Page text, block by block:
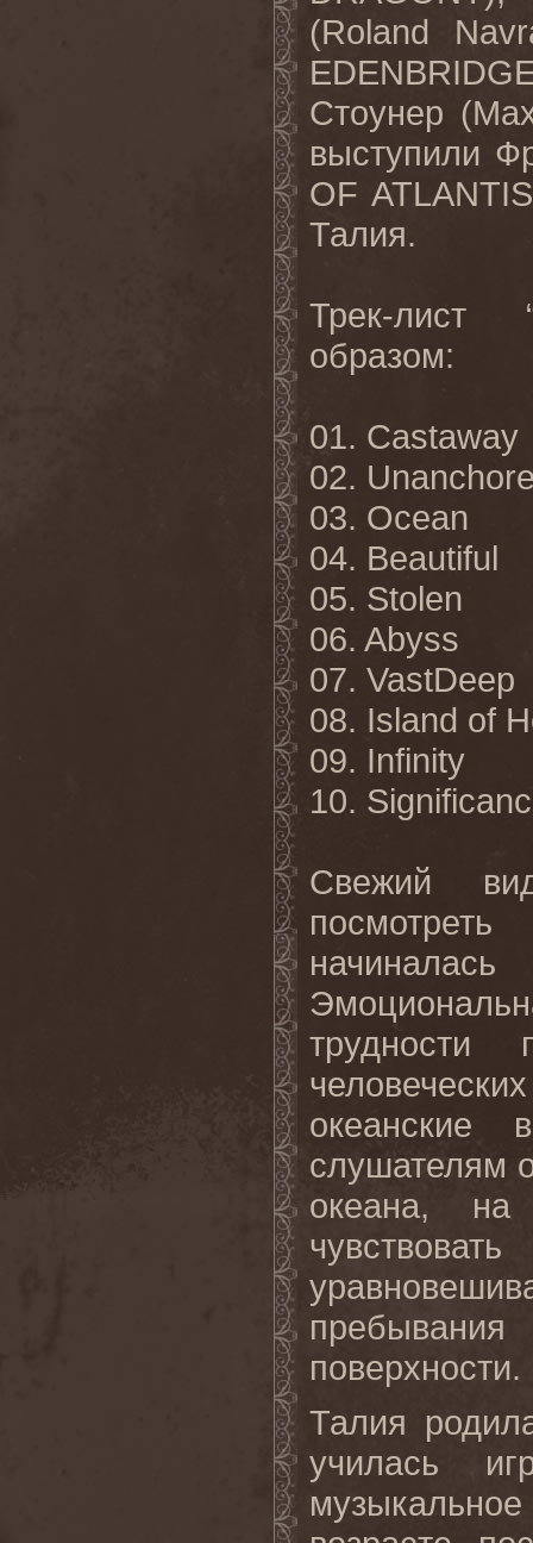
(Roland
Стоунер
выступили
OF
Талия.
Трек-лист
образом:
01. Castaway
02.
03. Ocean
04. Beautiful
05. Stolen
06. Abyss
07. VastDeep
08. Island of
09. Infinity
10.
Свежий
океанские
слушателям
океана,
поверхности.
Талия
училась